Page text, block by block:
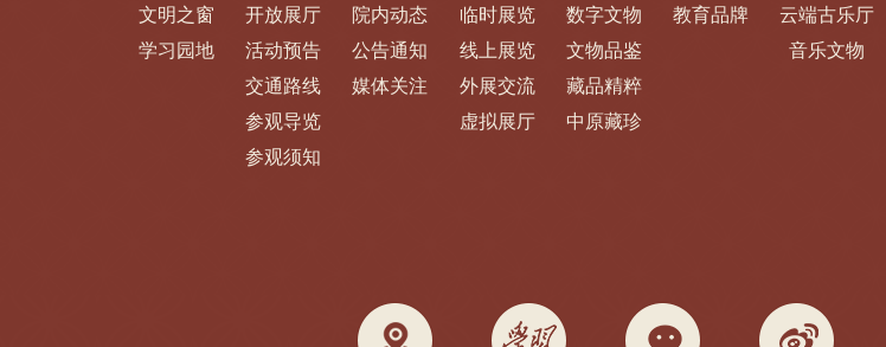
文明之窗
学习园地
开放展厅
活动预告
交通路线
参观导览
参观须知
院内动态
公告通知
媒体关注
临时展览
线上展览
外展交流
虚拟展厅
数字文物
文物品鉴
藏品精粹
中原藏珍
教育品牌
云端古乐厅
音乐文物